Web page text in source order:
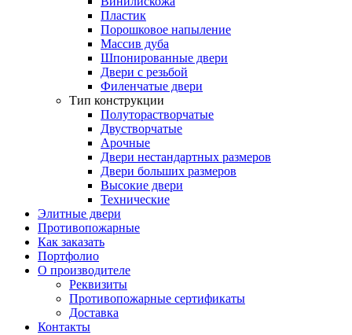
Пластик
Порошковое напыление
Массив дуба
Шпонированные двери
Двери с резьбой
Филенчатые двери
Тип конструкции
Полуторастворчатые
Двустворчатые
Арочные
Двери нестандартных размеров
Двери больших размеров
Высокие двери
Технические
Элитные двери
Противопожарные
Как заказать
Портфолио
О производителе
Реквизиты
Противопожарные сертификаты
Доставка
Контакты